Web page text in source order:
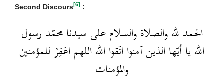
Second Discours[6] :
الحمد لله والصلاة والسلام على سيدنا محمّد رسول
الله يا أيّها الذين آمنوا اتّقوا الله اللهم اغفِرْ للمؤمنين
والمؤمنات